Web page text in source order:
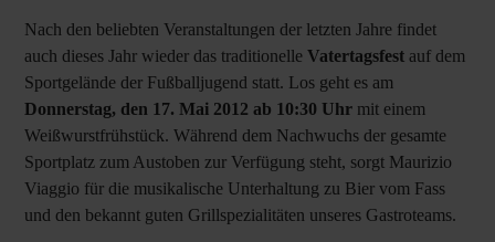
Nach den beliebten Veranstaltungen der letzten Jahre findet
auch dieses Jahr wieder das traditionelleVatertagsfest auf dem
Sportgelände der Fußballjugend statt. Los geht es am
Donnerstag, den 17. Mai 2012 ab 10:30 Uhr mit einem
Weißwurstfrühstück. Während dem Nachwuchs der gesamte
Sportplatz zum Austoben zur Verfügung steht, sorgt Maurizio
Viaggio für die musikalische Unterhaltung zu Bier vom Fass
und den bekannt guten Grillspezialitäten unseres Gastroteams.